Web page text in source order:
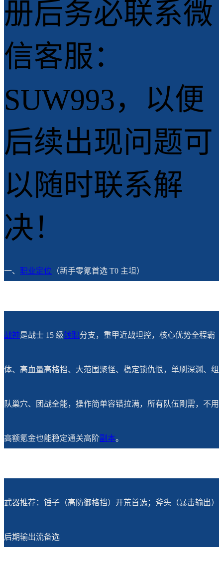
册后务必联系微
信客服：
SUW993，以便
后续出现问题可
以随时联系解
决！
一、 职业定位 （新手零氪首选 T0 主坦）
战神是战士 15 级转职分支，重甲近战坦控，核心优势全程霸
体、高血量高格挡、大范围聚怪、稳定锁仇恨，单刷深渊、组
队巢穴、团战全能，操作简单容错拉满，所有队伍刚需，不用
高额氪金也能稳定通关高阶副本。
武器推荐：锤子（高防御格挡）开荒首选；斧头（暴击输出）
后期输出流备选